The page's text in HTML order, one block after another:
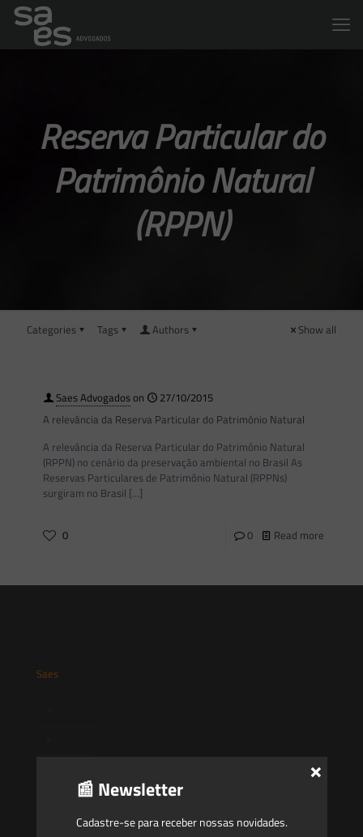
Reserva Particular do
Patrimônio Natural
(RPPN)
Categories Tags Authors Show all
Saes Advogadoson
27/10/2015
A relevância da Reserva Particular do Patrimônio Natural
A relevância da Reserva Particular do Patrimônio Natural
(RPPN) no cenário da preservação ambiental no Brasil As
Reservas Particulares de Patrimônio Natural (RPPNs)
surgiram no Brasil […]
0 0 Read more
Saes
Equipe
Newsletter
📰 Newsletter
Cadastre-se para receber nossas novidades.
×